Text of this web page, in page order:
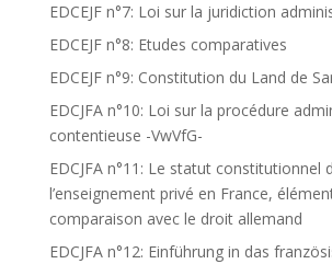
EDCEJF n°7: Loi sur la juridiction
EDCEJF n°8: Etudes comparatives
EDCEJF n°9: Constitution du Land de
EDCJFA n°10: Loi sur la procédure
contentieuse -VwVfG-
EDCJFA n°11: Le statut constitutionnel
l’enseignement privé en France,
comparaison avec le droit allemand
EDCJFA n°12: Einführung in das